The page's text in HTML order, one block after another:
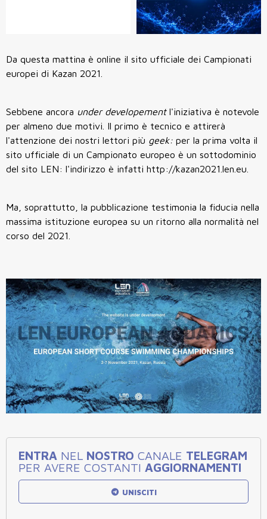
Da questa mattina è online il sito ufficiale dei Campionati
europei di Kazan 2021.
Sebbene ancora under developement l'iniziativa è notevole
per almeno due motivi. Il primo è tecnico e attirerà
l'attenzione dei nostri lettori più geek: per la prima volta il
sito ufficiale di un Campionato europeo è un sottodominio
del sito LEN: l'indirizzo è infatti http://kazan2021.len.eu.
Ma, soprattutto, la pubblicazione testimonia la fiducia nella
massima istituzione europea su un ritorno alla normalità nel
corso del 2021.
ENTRA NEL NOSTRO CANALE TELEGRAM
PER AVERE COSTANTI AGGIORNAMENTI
UNISCITI